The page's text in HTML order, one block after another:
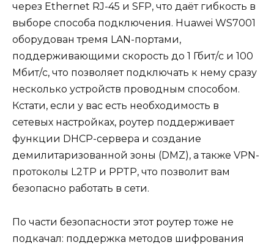
через Ethernet RJ-45 и SFP, что даёт гибкость в
выборе способа подключения. Huawei WS7001
оборудован тремя LAN-портами,
поддерживающими скорость до 1 Гбит/с и 100
Мбит/с, что позволяет подключать к нему сразу
несколько устройств проводным способом.
Кстати, если у вас есть необходимость в
сетевых настройках, роутер поддерживает
функции DHCP-сервера и создание
демилитаризованной зоны (DMZ), а также VPN-
протоколы L2TP и PPTP, что позволит вам
безопасно работать в сети.
По части безопасности этот роутер тоже не
подкачал: поддержка методов шифрования